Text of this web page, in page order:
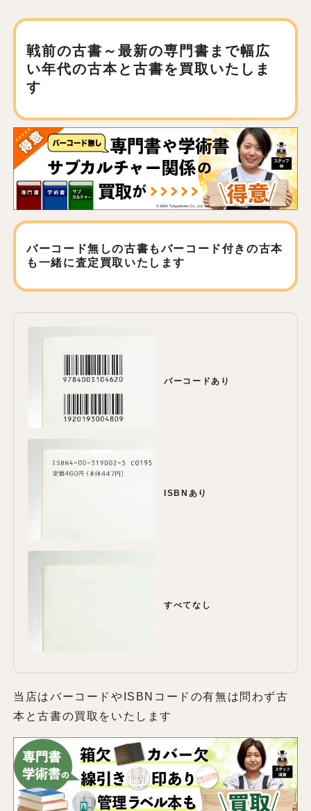
戦前の古書～最新の専門書まで幅広
い年代の古本と古書を買取いたしま
す
バーコード無しの古書もバーコード付きの古本
も 一緒に査定買取いたします
バーコードあり
ISBNあり
すべてなし
当店はバーコードやISBNコードの有無は問わず古
本と古書の買取をいたします